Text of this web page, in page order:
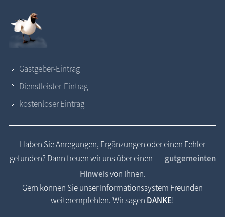
Gastgeber-Eintrag
Dienstleister-Eintrag
kostenloser Eintrag
Haben Sie Anregungen, Ergänzungen oder einen Fehler
gefunden? Dann freuen wir uns über einen
gutgemeinten
Hinweisvon Ihnen.
Gern können Sie unser Informationssystem Freunden
weiterempfehlen. Wir sagen DANKE!